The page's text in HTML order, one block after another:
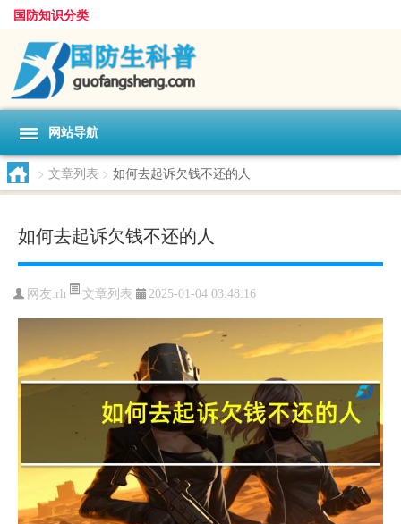
国防知识分类
网站导航
> 文章列表 > 如何去起诉欠钱不还的人
如何去起诉欠钱不还的人
网友:rh 文章列表 2025-01-04 03:48:16